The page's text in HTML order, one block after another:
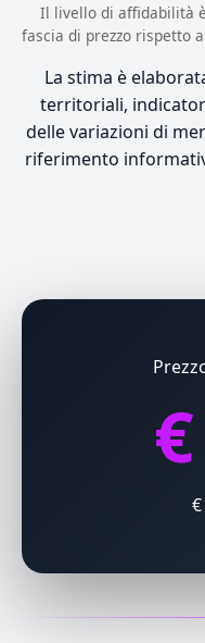
Il livello di affidabilità
fascia di prezzo rispetto
La stima è
territoriali,
delle variazioni di
riferimento